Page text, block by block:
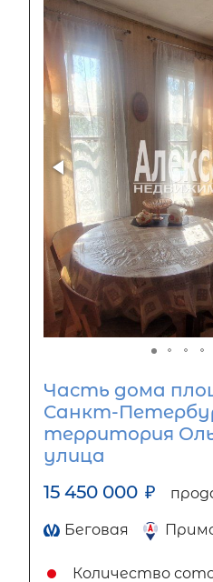
Часть дома
Санкт-
территория
улица
15 450 000 ₽
Беговая
Количество